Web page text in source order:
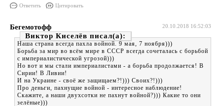
Ответить Цитировать
20.10.2018 16:52:03
Бегемотофф
Виктор Киселёв
Наша страна всегда пахла войной. 9 мая, 7 ноября)))
Борьба за мир во всём мире в СССР всегда сочеталась с борьбой
с империалистической угрозой)))
Но вот и мы стали империалистами - а борьба продолжается! В
Сирии! В Ливии!
И на Украине - своё же защищаем?!))) Своих?!)))
Про деньги, пахнущие войной - интересное наблюдение!
Скажите, а наши двухсотки не пахнут войной?))) Какие то они
зелёные)))